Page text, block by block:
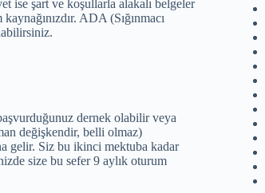
ise şart ve koşullarla alakalı belgeler
ADA (Sığınmacı
dernek olabilir veya
değişkendir, belli olmaz)
gelir. Siz bu ikinci mektuba kadar
size bu sefer 9 aylık oturum